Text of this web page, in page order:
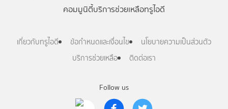
Follow us
คอมมูนิตี้บริการช่วยเหลือทรูไอดี
เกี่ยวกับทรูไอดี ข้อกำหนดและเงื่อนไข
นโยบายความเป็นส่วนตัว
บริการช่วยเหลือ
ติดต่อเรา